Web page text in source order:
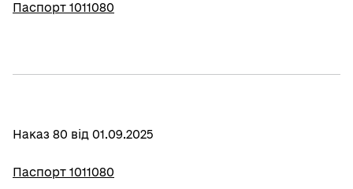
Паспорт 1011080
Наказ 80 від 01.09.2025
Паспорт 1011080